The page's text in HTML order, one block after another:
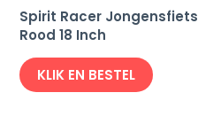
Spirit Racer Jongensfiets
Rood 18 Inch
KLIK EN BESTEL